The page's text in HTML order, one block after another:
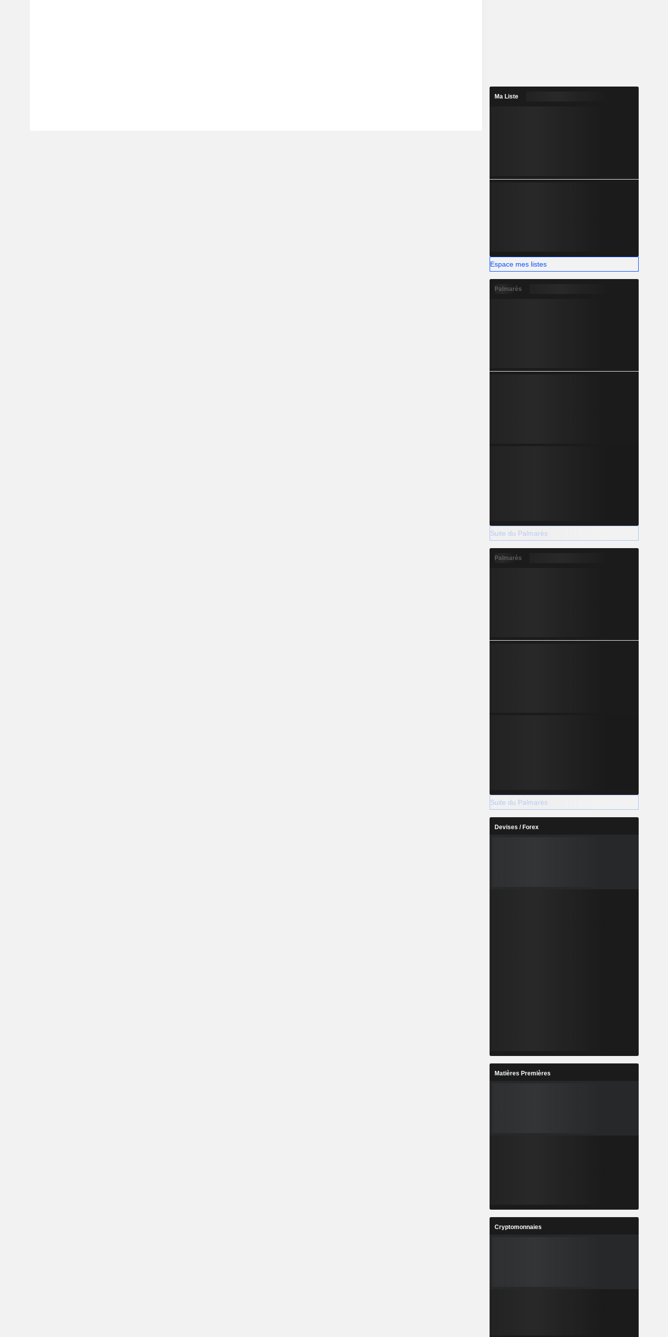
Ma Liste
Espace mes listes
Palmarès
Suite du Palmarès
Palmarès
Suite du Palmarès
Devises / Forex
Matières Premières
Cryptomonnaies